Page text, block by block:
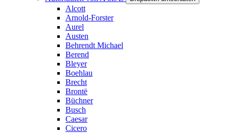
Alcott
Arnold-Forster
Aurel
Austen
Behrendt Michael
Berend
Bleyer
Boehlau
Brecht
Brontë
Büchner
Busch
Caesar
Cicero